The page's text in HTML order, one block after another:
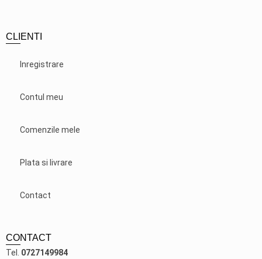
CLIENTI
Inregistrare
Contul meu
Comenzile mele
Plata si livrare
Contact
CONTACT
Tel. 0727149984